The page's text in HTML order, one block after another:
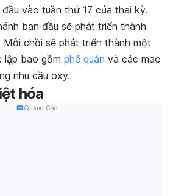
vào tuần thứ 17 của thai kỳ.
ban đầu sẽ phát triển thành
chồi sẽ phát triển thành một
lập bao gồm phế quản và các mao
nhu cầu oxy.
hóa
Quảng Cáo